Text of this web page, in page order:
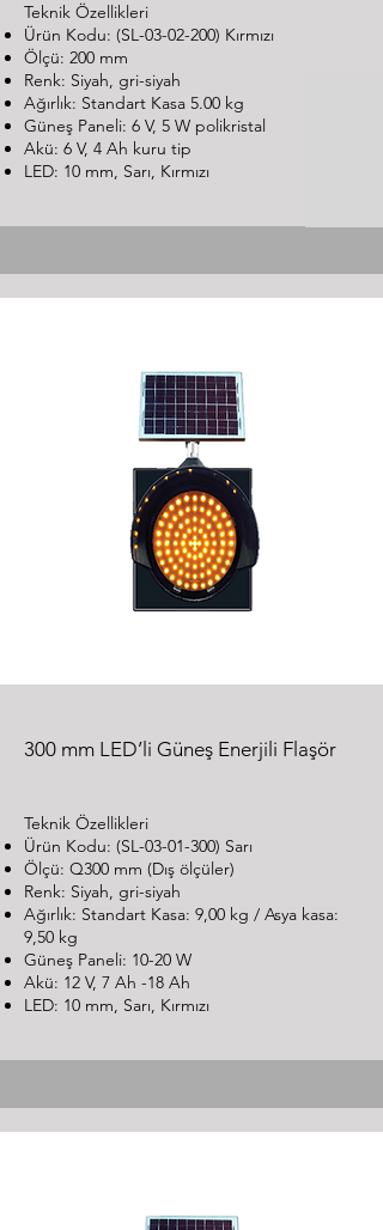
Teknik Özellikleri
Ürün Kodu: (SL-03-02-200) Kırmızı
Ölçü: 200 mm
Renk: Siyah, gri-siyah
Ağırlık: Standart Kasa 5.00 kg
Güneş Paneli: 6 V, 5 W polikristal
Akü: 6 V, 4 Ah kuru tip
LED: 10 mm, Sarı, Kırmızı
300 mm LED’li Güneş Enerjili Flaşör
Teknik Özellikleri
Ürün Kodu: (SL-03-01-300) Sarı
Ölçü: Q300 mm (Dış ölçüler)
Renk: Siyah, gri-siyah
Ağırlık: Standart Kasa: 9,00 kg / Asya kasa:
9,50 kg
Güneş Paneli: 10-20 W
Akü: 12 V, 7 Ah -18 Ah
LED: 10 mm, Sarı, Kırmızı